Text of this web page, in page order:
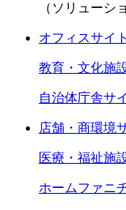
（ソリューシ
オフィスサイト
教育・文化施
自治体庁舎サ
店舗・商環境
医療・福祉施
ホームファニ